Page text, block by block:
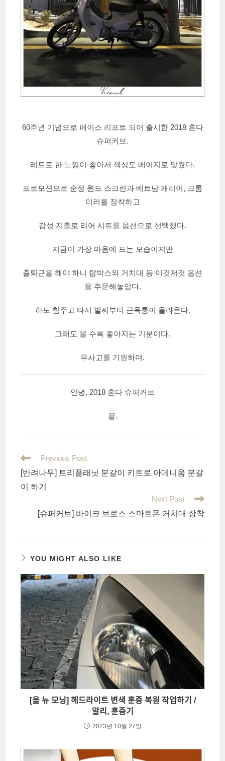
60주년 기념으로 페이스 리프트 되어 출시한 2018 혼다
슈퍼커브.
레트로 한 느낌이 좋아서 색상도 베이지로 맞췄다.
프로모션으로 순정 윈드 스크린과 베트남 캐리어, 크롬
미러를 장착하고
감성 지출로 리어 시트를 옵션으로 선택했다.
지금이 가장 마음에 드는 모습이지만
출퇴근을 해야 하니 탑박스와 거치대 등 이것저것 옵션
을 주문해놓았다.
하도 힘주고 타서 벌써부터 근육통이 올라온다.
그래도 볼 수록 좋아지는 기분이다.
무사고를 기원하며.
안녕, 2018 혼다 슈퍼커브
끝.
Read
articles
Previous Post
[반려나무] 트리플래닛 분갈이 키트로 아데니움 분갈
이 하기
Next Post
[슈퍼커브] 바이크 브로스 스마트폰 거치대 장착
YOU MIGHT ALSO LIKE
[올 뉴 모닝] 헤드라이트 변색 훈증 복원 작업하기 /
알리, 훈증기
2023년 10월 27일